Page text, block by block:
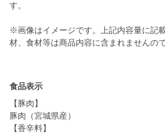
す。
※画像はイメージです。上記内容量に記
材、食材等は商品内容に含まれませんの
食品表示
【豚肉】
豚肉（宮城県産）
【香辛料】